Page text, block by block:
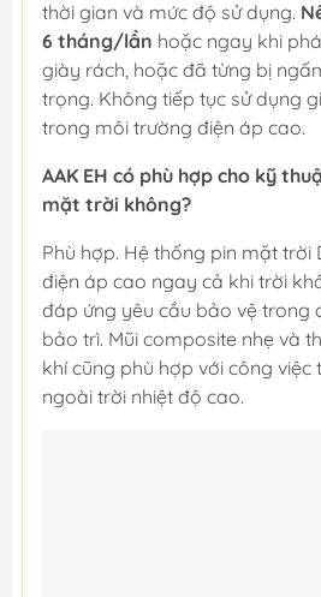
thời gian và mức độ sử dụng.
6 tháng/lần hoặc ngay khi
giày rách, hoặc đã từng bị
trọng. Không tiếp tục sử dụng
trong môi trường điện áp cao.
AAK EH có phù hợp cho kỹ
mặt trời không?
Phù hợp. Hệ thống pin mặt trời
điện áp cao ngay cả khi trời
đáp ứng yêu cầu bảo vệ trong
bảo trì. Mũi composite nhẹ và
khí cũng phù hợp với công
ngoài trời nhiệt độ cao.